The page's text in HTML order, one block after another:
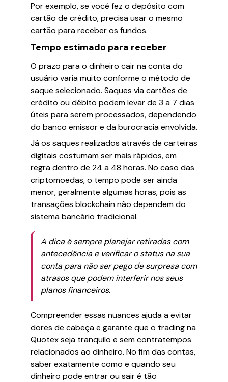
Por exemplo, se você fez o depósito com
cartão de crédito, precisa usar o mesmo
cartão para receber os fundos.
Tempo estimado para receber
O prazo para o dinheiro cair na conta do
usuário varia muito conforme o método de
saque selecionado. Saques via cartões de
crédito ou débito podem levar de 3 a 7 dias
úteis para serem processados, dependendo
do banco emissor e da burocracia envolvida.
Já os saques realizados através de carteiras
digitais costumam ser mais rápidos, em
regra dentro de 24 a 48 horas. No caso das
criptomoedas, o tempo pode ser ainda
menor, geralmente algumas horas, pois as
transações blockchain não dependem do
sistema bancário tradicional.
A dica é sempre planejar retiradas com
antecedência e verificar o status na sua
conta para não ser pego de surpresa com
atrasos que podem interferir nos seus
planos financeiros.
Compreender essas nuances ajuda a evitar
dores de cabeça e garante que o trading na
Quotex seja tranquilo e sem contratempos
relacionados ao dinheiro. No fim das contas,
saber exatamente como e quando seu
dinheiro pode entrar ou sair é tão